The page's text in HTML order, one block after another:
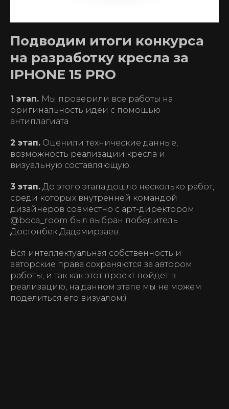
Подводим итоги конкурса
на разработку кресла за
IPHONE 15 PRO
1 этап. Мы проверили все работы на
оригинальность идеи с помощью
антиплагиата
2 этап. Оценили технические данные,
возможность реализации кресла и
визуальную составляющую.
3 этап. До этого этапа дошло несколько работ,
среди которых внутренней командой
дизайнеров совместно с арт-директором
@boca_room был выбран победитель
Достонбек Дадамирзаев.
Вся интеллектуальная собственность и
авторские права сохраняются за автором
работы, и так как этот проект пойдет в
реализацию, на данном этапе мы не можем
поделиться его визуалом:)